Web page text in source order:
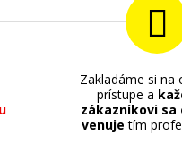
Zakladáme si na
prístupe a
zákazníkovi sa
venuje tím